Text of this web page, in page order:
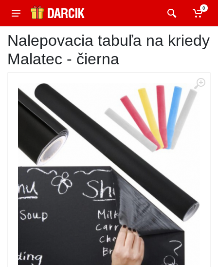
0
Nalepovacia tabuľa na kriedy
Malatec - čierna